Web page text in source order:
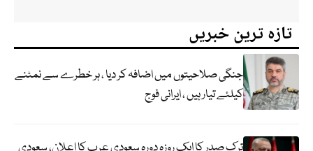
تازہ ترین خبریں
جنگی صلاحیتوں میں اضافہ کر دیا ، ہر خطرے سے نمٹنے
کیلئے تیار ہیں ، ایرانی فوج